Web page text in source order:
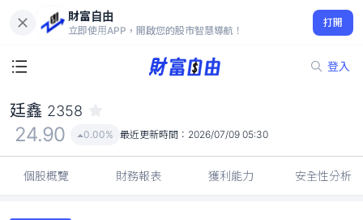
財富自由
立即使用APP，開啟您的股市智慧導航！
打開
登入
24.90
0.00%
廷鑫 2358
24.90 0.00% 最近更新時間： 2026/07/09 05:30
個股概覽 財務報表 獲利能力 安全性分析